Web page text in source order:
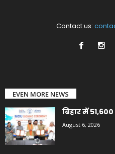
Contact us:
EVEN MORE NEWS
बिहार में
August 6, 2026